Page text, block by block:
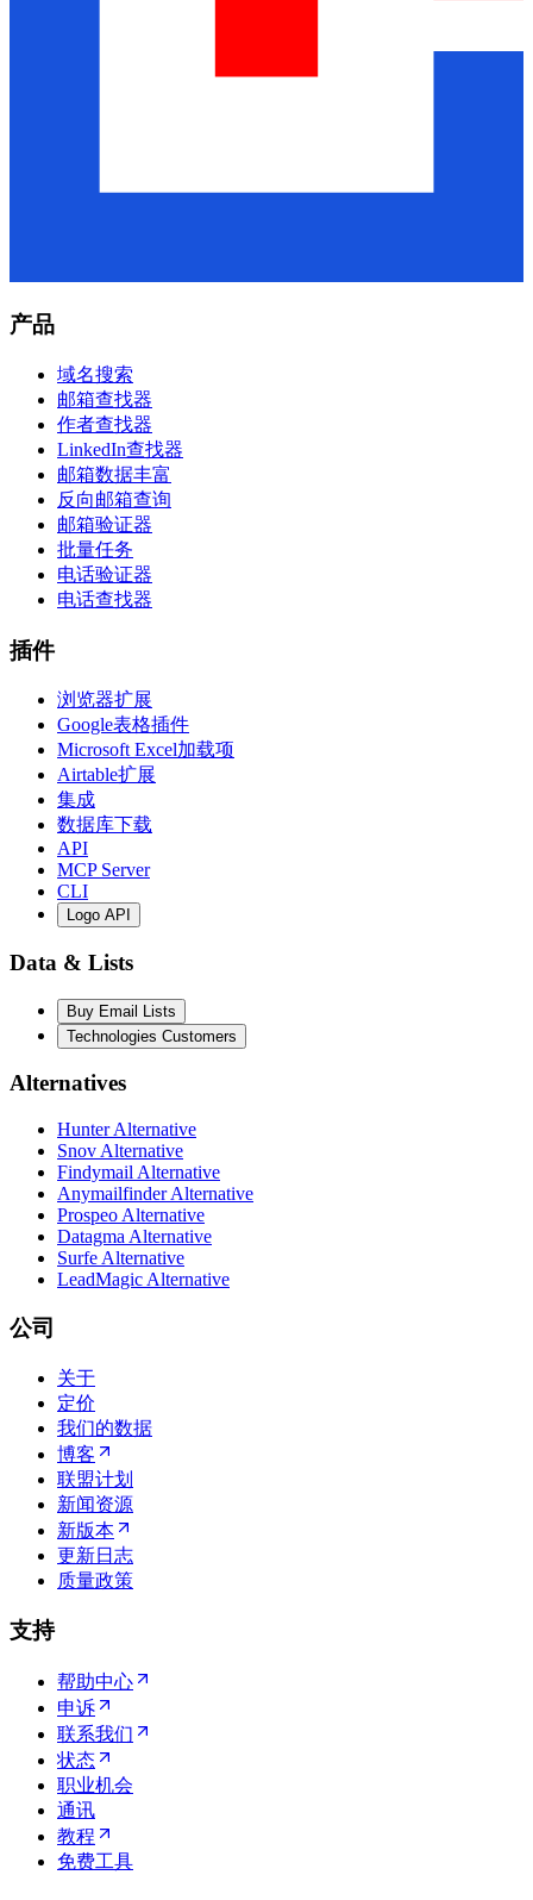
产品
域名搜索
邮箱查找器
作者查找器
LinkedIn查找器
邮箱数据丰富
反向邮箱查询
邮箱验证器
批量任务
电话验证器
电话查找器
插件
浏览器扩展
Google表格插件
Microsoft Excel加载项
Airtable扩展
集成
数据库下载
API
MCP Server
CLI
Logo API
Data & Lists
Buy Email Lists
Technologies Customers
Alternatives
Hunter Alternative
Snov Alternative
Findymail Alternative
Anymailfinder Alternative
Prospeo Alternative
Datagma Alternative
Surfe Alternative
LeadMagic Alternative
公司
关于
定价
我们的数据
博客
联盟计划
新闻资源
新版本
更新日志
质量政策
支持
帮助中心
申诉
联系我们
状态
职业机会
通讯
教程
免费工具